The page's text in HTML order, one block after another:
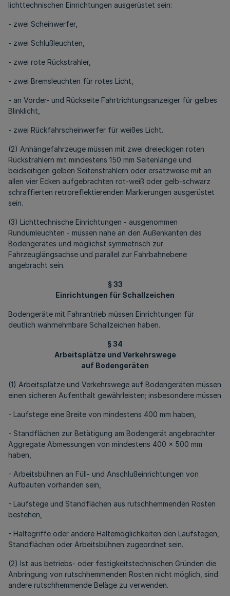
lichttechnischen Einrichtungen ausgerüstet sein:
- zwei Scheinwerfer,
- zwei Schlußleuchten,
- zwei rote Rückstrahler,
- zwei Bremsleuchten für rotes Licht,
- an Vorder- und Rückseite Fahrtrichtungsanzeiger für gelbes
Blinklicht,
- zwei Rückfahrscheinwerfer für weißes Licht.
(2) Anhängefahrzeuge müssen mit zwei dreieckigen roten
Rückstrahlern mit mindestens 150 mm Seitenlänge und
beidseitigen gelben Seitenstrahlern oder ersatzweise mit an
allen vier Ecken aufgebrachten rot-weiß oder gelb-schwarz
schraffierten retroreflektierenden Markierungen ausgerüstet
sein.
(3) Lichttechnische Einrichtungen - ausgenommen
Rundumleuchten - müssen nahe an den Außenkanten des
Bodengerätes und möglichst symmetrisch zur
Fahrzeuglängsachse und parallel zur Fahrbahnebene
angebracht sein.
§ 33
Einrichtungen für Schallzeichen
Bodengeräte mit Fahrantrieb müssen Einrichtungen für
deutlich wahrnehmbare Schallzeichen haben.
§ 34
Arbeitsplätze und Verkehrswege
auf Bodengeräten
(1) Arbeitsplätze und Verkehrswege auf Bodengeräten müssen
einen sicheren Aufenthalt gewährleisten; insbesondere müssen
- Laufstege eine Breite von mindestens 400 mm haben,
- Standflächen zur Betätigung am Bodengerät angebrachter
Aggregate Abmessungen von mindestens 400 x 500 mm
haben,
- Arbeitsbühnen an Füll- und Anschlußeinrichtungen von
Aufbauten vorhanden sein,
- Laufstege und Standflächen aus rutschhemmenden Rosten
bestehen,
- Haltegriffe oder andere Haltemöglichkeiten den Laufstegen,
Standflächen oder Arbeitsbühnen zugeordnet sein.
(2) Ist aus betriebs- oder festigkeitstechnischen Gründen die
Anbringung von rutschhemmenden Rosten nicht möglich, sind
andere rutschhemmende Beläge zu verwenden.